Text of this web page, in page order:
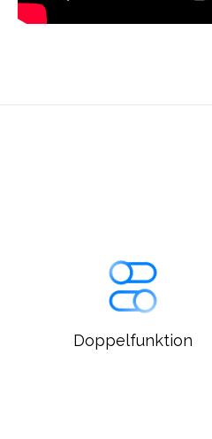
Doppelfunktion